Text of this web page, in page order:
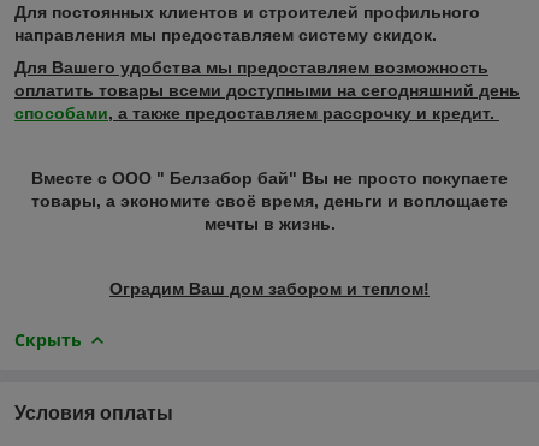
Для постоянных клиентов и строителей профильного
направления мы предоставляем систему скидок.
Для Вашего удобства мы предоставляем возможность
оплатить товары всеми доступными на сегодняшний день
способами, а также предоставляем рассрочку и кредит.
Вместе с ООО " Белзабор бай" Вы не просто покупаете
товары, а экономите своё время, деньги и воплощаете
мечты в жизнь.
Оградим Ваш дом забором и теплом!
Скрыть
Условия оплаты